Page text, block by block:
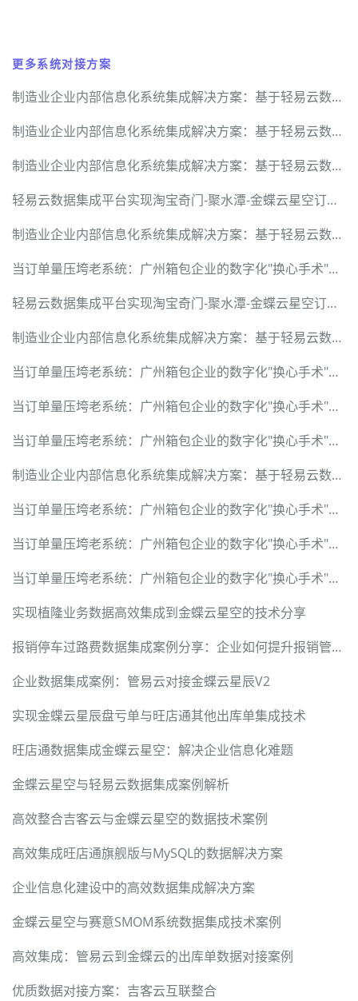
更多系统对接方案
制造业企业内部信息化系统集成解决方案：基于轻易云数据集成平台的技术深度解析
制造业企业内部信息化系统集成解决方案：基于轻易云数据集成平台的技术深度解析
制造业企业内部信息化系统集成解决方案：基于轻易云数据集成平台的技术深度解析
轻易云数据集成平台实现淘宝奇门-聚水潭-金蝶云星空订单与售后数据全链路对接
制造业企业内部信息化系统集成解决方案：基于轻易云数据集成平台的技术深度解析
当订单量压垮老系统：广州箱包企业的数字化"换心手术"纪实
轻易云数据集成平台实现淘宝奇门-聚水潭-金蝶云星空订单与售后数据全链路对接
制造业企业内部信息化系统集成解决方案：基于轻易云数据集成平台的技术深度解析
当订单量压垮老系统：广州箱包企业的数字化"换心手术"纪实
当订单量压垮老系统：广州箱包企业的数字化"换心手术"纪实
当订单量压垮老系统：广州箱包企业的数字化"换心手术"纪实
制造业企业内部信息化系统集成解决方案：基于轻易云数据集成平台的技术深度解析
当订单量压垮老系统：广州箱包企业的数字化"换心手术"纪实
当订单量压垮老系统：广州箱包企业的数字化"换心手术"纪实
当订单量压垮老系统：广州箱包企业的数字化"换心手术"纪实
实现植隆业务数据高效集成到金蝶云星空的技术分享
报销停车过路费数据集成案例分享：企业如何提升报销管理效率
企业数据集成案例：管易云对接金蝶云星辰V2
实现金蝶云星辰盘亏单与旺店通其他出库单集成技术
旺店通数据集成金蝶云星空：解决企业信息化难题
金蝶云星空与轻易云数据集成案例解析
高效整合吉客云与金蝶云星空的数据技术案例
高效集成旺店通旗舰版与MySQL的数据解决方案
企业信息化建设中的高效数据集成解决方案
金蝶云星空与赛意SMOM系统数据集成技术案例
高效集成：管易云到金蝶云的出库单数据对接案例
优质数据对接方案：吉客云互联整合